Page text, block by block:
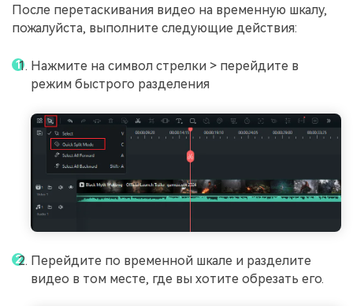
После перетаскивания видео на временную шкалу,
пожалуйста, выполните следующие действия:
Нажмите на символ стрелки > перейдите в
режим быстрого разделения
Перейдите по временной шкале и разделите
видео в том месте, где вы хотите обрезать его.